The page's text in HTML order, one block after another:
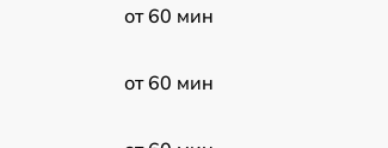
от 60 мин
от 60 мин